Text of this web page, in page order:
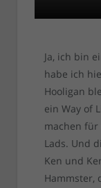
Ja, ich bin
habe ich
Hooligan
ein Way of
machen
Lads. Und
Ken und
Hammster,